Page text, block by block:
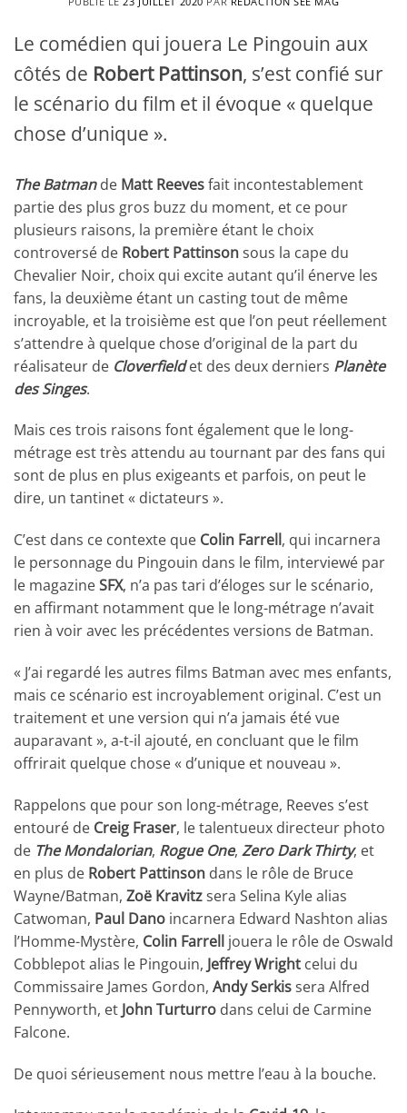
Le comédien qui jouera Le Pingouin aux
côtés de Robert Pattinson, s’est confié sur
le scénario du film et il évoque « quelque
chose d’unique ».
The Batmande Matt Reevesfait incontestablement
partie des plus gros buzz du moment, et ce pour
plusieurs raisons, la première étant le choix
controversé de Robert Pattinsonsous la cape du
Chevalier Noir, choix qui excite autant qu’il énerve les
fans, la deuxième étant un casting tout de même
incroyable, et la troisième est que l’on peut réellement
s’attendre à quelque chose d’original de la part du
réalisateur de Cloverfieldet des deux derniers Planète
des Singes.
Mais ces trois raisons font également que le long-
métrage est très attendu au tournant par des fans qui
sont de plus en plus exigeants et parfois, on peut le
dire, un tantinet « dictateurs ».
C’est dans ce contexte que Colin Farrell, qui incarnera
le personnage du Pingouin dans le film, interviewé par
le magazineSFX, n’a pas tari d’éloges sur le scénario,
en affirmant notamment que le long-métrage n’avait
rien à voir avec les précédentes versions de Batman.
« J’ai regardé les autres films Batman avec mes enfants,
mais ce scénario est incroyablement original. C’est un
traitement et une version qui n’a jamais été vue
auparavant », a-t-il ajouté, en concluant que le film
offrirait quelque chose « d’unique et nouveau ».
Rappelons que pour son long-métrage, Reeves s’est
entouré de Creig Fraser, le talentueux directeur photo
de The Mondalorian, Rogue One, Zero Dark Thirty, et
en plus de Robert Pattinson dans le rôle de Bruce
Wayne/Batman, Zoë Kravitzsera Selina Kyle alias
Catwoman, Paul Dano incarnera Edward Nashton alias
l’Homme-Mystère, Colin Farrell jouera le rôle de Oswald
Cobblepot alias le Pingouin, Jeffrey Wright celui du
Commissaire James Gordon, Andy Serkissera Alfred
Pennyworth, et John Turturro dans celui de Carmine
Falcone.
De quoi sérieusement nous mettre l’eau à la bouche.